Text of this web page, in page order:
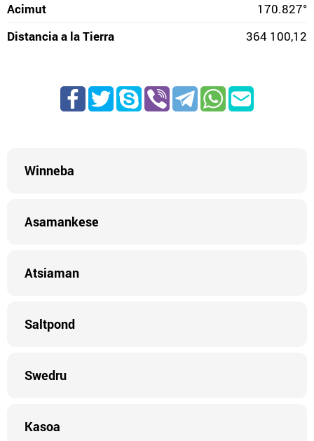
Acimut
170.827°
Distancia a la Tierra
364 100,12
Winneba
Asamankese
Atsiaman
Saltpond
Swedru
Kasoa